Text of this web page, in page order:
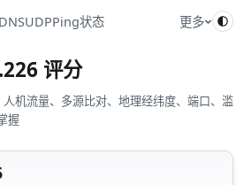
DNSUDPPing状态 更多
评分
机流量、多源比对、地理经纬度、端口、滥
握